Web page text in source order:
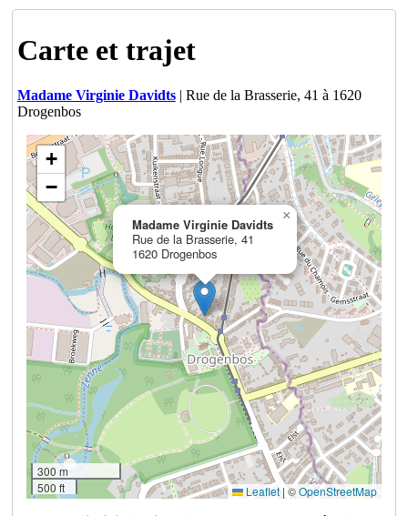
Carte et trajet
Madame Virginie Davidts| Rue de la Brasserie, 41 à 1620
Drogenbos
Madame Virginie Davidts
Rue de la Brasserie, 41
1620 Drogenbos
×
+
−
300 m
500 ft
Leaflet | ©OpenStreetMap